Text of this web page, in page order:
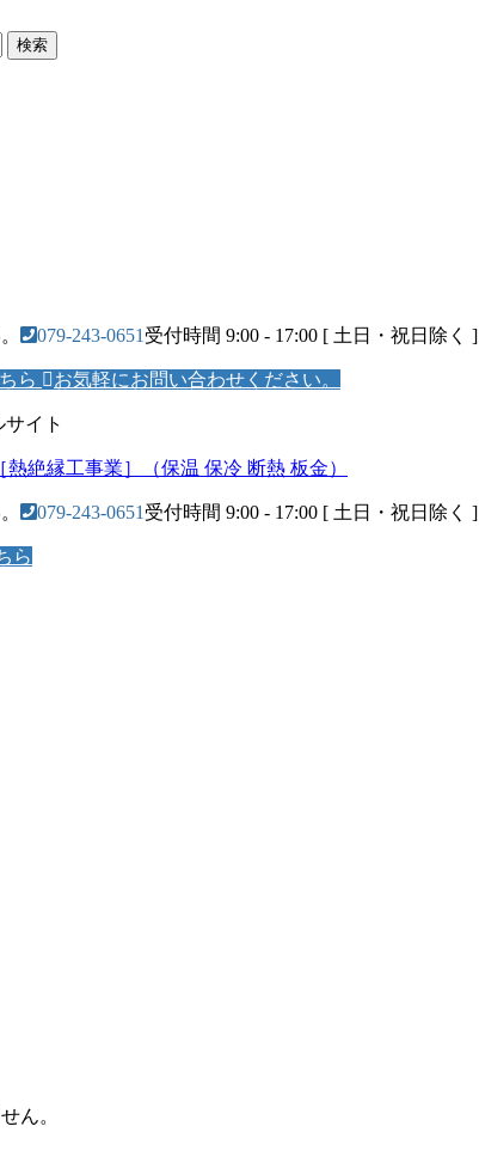
079-243-0651 受付時間 9:00 - 17:00 [ 土日・祝日除く ]
ら お気軽にお問い合わせください。
イト
079-243-0651 受付時間 9:00 - 17:00 [ 土日・祝日除く ]
ら
ん。